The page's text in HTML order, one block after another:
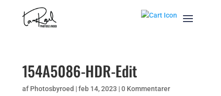
154A5086-HDR-Edit
af Photosbyroed |feb 14, 2023 |0 Kommentarer